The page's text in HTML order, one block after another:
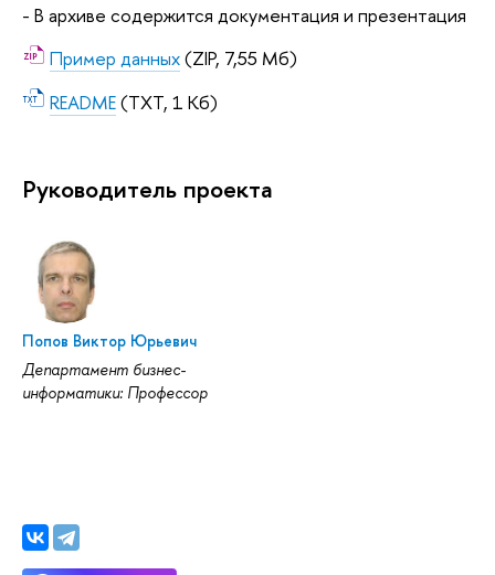
- В архиве содержится документация и презентация
Пример данных(ZIP, 7,55 Мб)
README(TXT, 1 Кб)
Руководитель проекта
Попов Виктор Юрьевич
Департамент бизнес-
информатики: Профессор